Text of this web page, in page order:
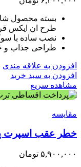
طرح ان ایکس
نصب ساده با
طراحی جذاب و
افزودن به علاقه مندی
افزودن به سبد خرید
مشاهده سریع
مقایسه
خطر عقب اسپرت پژو 405 طرح کادنزا
۵,۹۰۰,۰۰۰ تومان